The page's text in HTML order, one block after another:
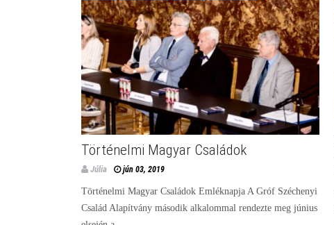
Történelmi Magyar Családok
Júlia jún 03, 2019
Történelmi Magyar Családok Emléknapja A Gróf Széchenyi
Család Alapítvány második alkalommal rendezte meg június